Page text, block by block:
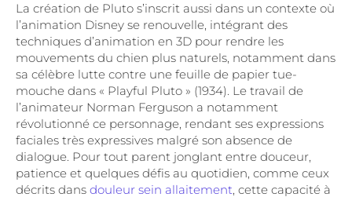
La création de Pluto s’inscrit aussi dans un contexte où
l’animation Disney se renouvelle, intégrant des
techniques d’animation en 3D pour rendre les
mouvements du chien plus naturels, notamment dans
sa célèbre lutte contre une feuille de papier tue-
mouche dans « Playful Pluto » (1934). Le travail de
l’animateur Norman Ferguson a notamment
révolutionné ce personnage, rendant ses expressions
faciales très expressives malgré son absence de
dialogue. Pour tout parent jonglant entre douceur,
patience et quelques défis au quotidien, comme ceux
décrits dans douleur sein allaitement, cette capacité à